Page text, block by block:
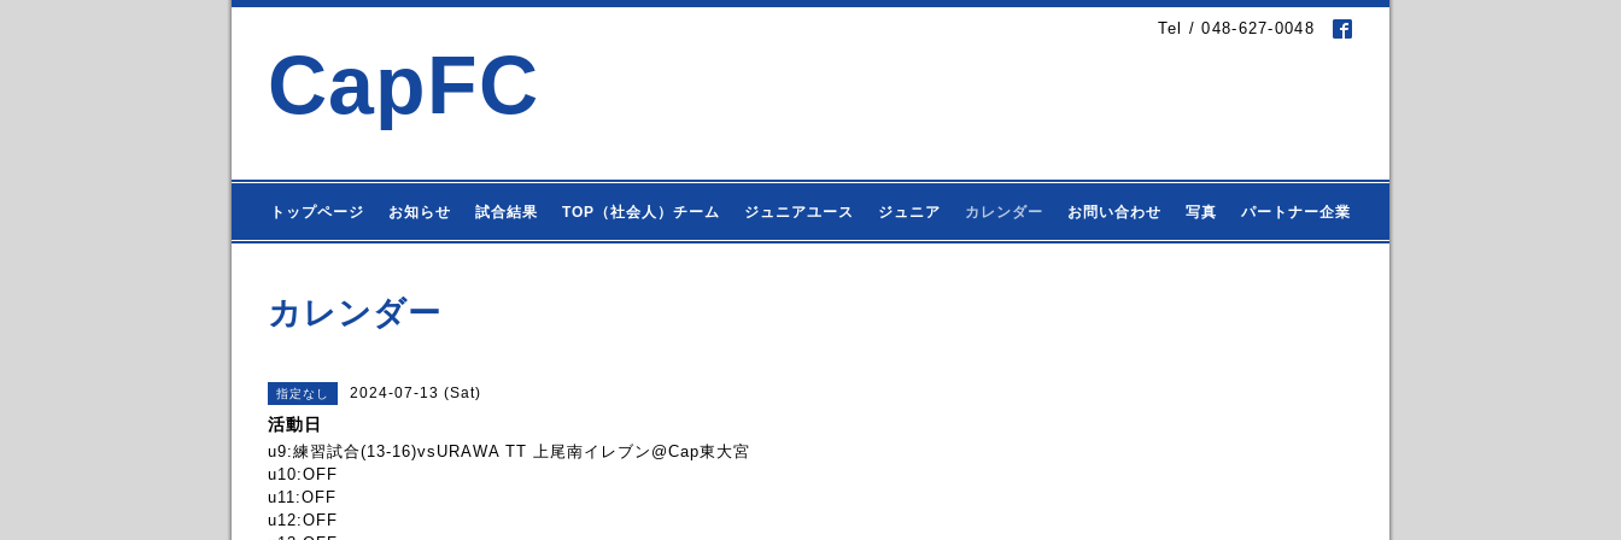
Tel / 048-627-0048
CapFC
トップページ お知らせ 試合結果 TOP（社会人）チーム ジュニアユース ジュニア カレンダー お問い合わせ 写真 パートナー企業
カレンダー
指定なし 2024-07-13 (Sat)
活動日
u9:練習試合(13-16)vsURAWA TT 上尾南イレブン@Cap東大宮
u10:OFF
u11:OFF
u12:OFF